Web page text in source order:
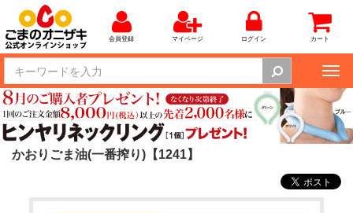
会員登録 マイページ ログイン カート
かおりごま油(一番搾り)【1241】